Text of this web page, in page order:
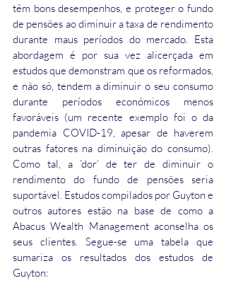
têm bons desempenhos, e proteger o fundo
de pensões ao diminuir a taxa de rendimento
durante maus períodos do mercado. Esta
abordagem é por sua vez alicerçada em
estudos que demonstram que os reformados,
e não só, tendem a diminuir o seu consumo
durante períodos económicos menos
favoráveis (um recente exemplo foi o da
pandemia COVID-19, apesar de haverem
outras fatores na diminuição do consumo).
Como tal, a ‘dor’ de ter de diminuir o
rendimento do fundo de pensões seria
suportável. Estudos compilados por Guyton e
outros autores estão na base de como a
Abacus Wealth Management aconselha os
seus clientes. Segue-se uma tabela que
sumariza os resultados dos estudos de
Guyton: